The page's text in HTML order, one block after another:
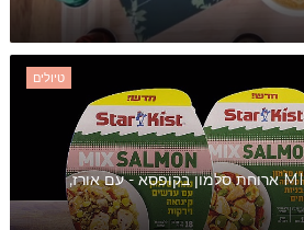
טיולים
סטארקיסט MIX SALMON ארוחת סלמון בקופסא - עם אורז,